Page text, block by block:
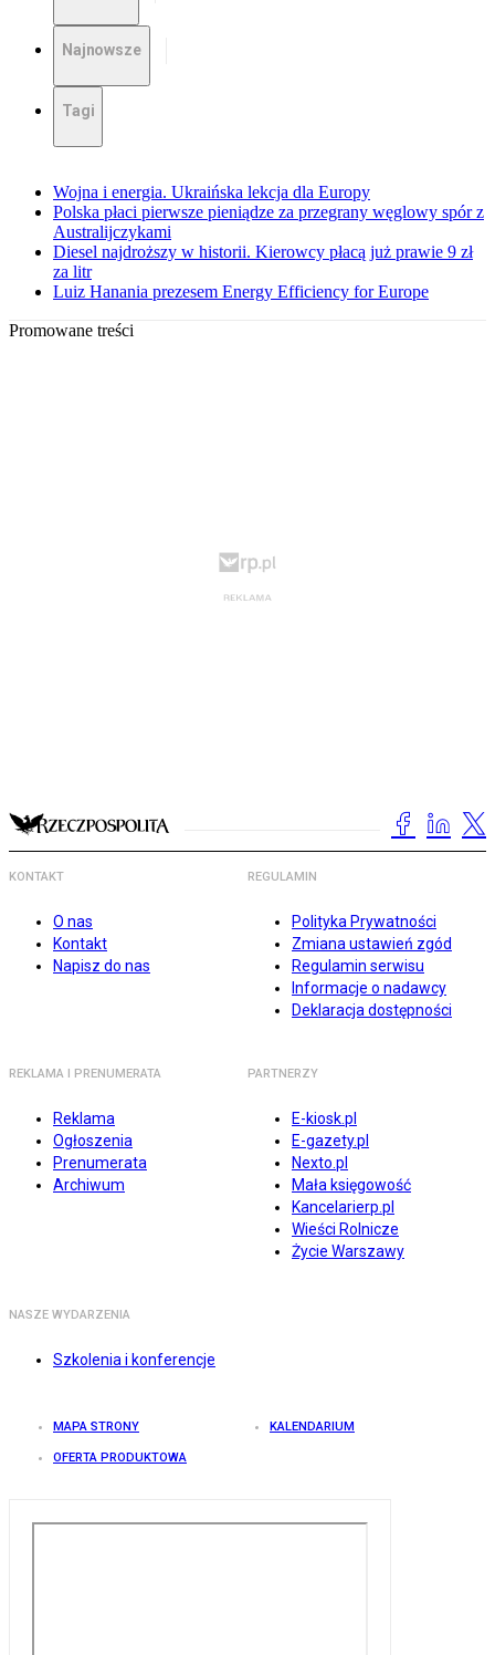
Najnowsze
Tagi
Wojna i energia. Ukraińska lekcja dla Europy
Polska płaci pierwsze pieniądze za przegrany węglowy spór z
Australijczykami
Diesel najdroższy w historii. Kierowcy płacą już prawie 9 zł
za litr
Luiz Hanania prezesem Energy Efficiency for Europe
Promowane treści
KONTAKT
O nas
Kontakt
Napisz do nas
REGULAMIN
Polityka Prywatności
Zmiana ustawień zgód
Regulamin serwisu
Informacje o nadawcy
Deklaracja dostępności
REKLAMA I PRENUMERATA
Reklama
Ogłoszenia
Prenumerata
Archiwum
PARTNERZY
E-kiosk.pl
E-gazety.pl
Nexto.pl
Mała księgowość
Kancelarierp.pl
Wieści Rolnicze
Życie Warszawy
NASZE WYDARZENIA
Szkolenia i konferencje
MAPA STRONY KALENDARIUM
OFERTA PRODUKTOWA